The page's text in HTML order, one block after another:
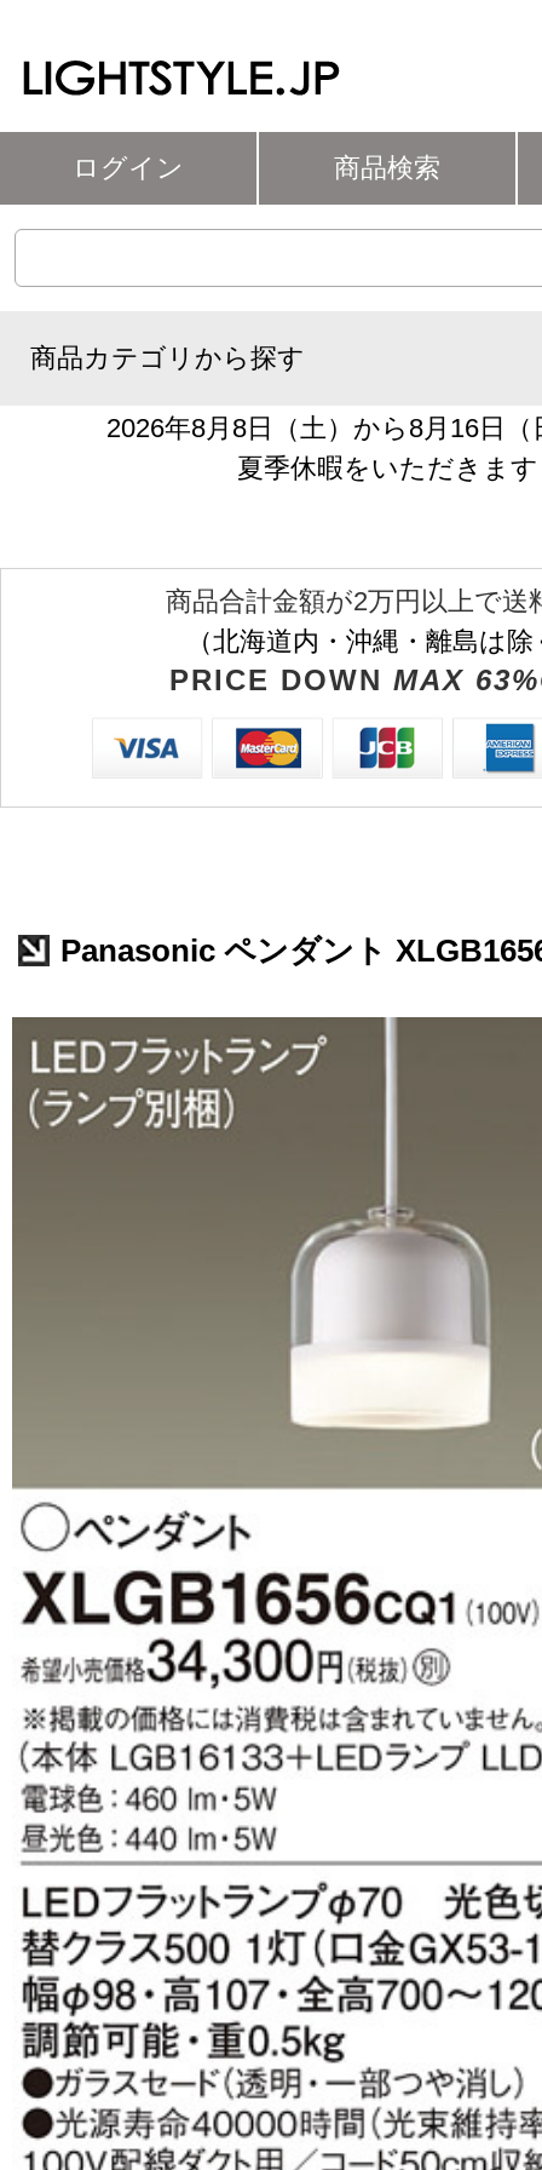
ログイン 商品検索
商品カテゴリから探す
2026年8月8日（土）から8月16日
夏季休暇をいただきます
商品合計金額が2万円以上で送
（北海道内・沖縄・離島は
PRICE DOWN MAX
Panasonic ペンダント